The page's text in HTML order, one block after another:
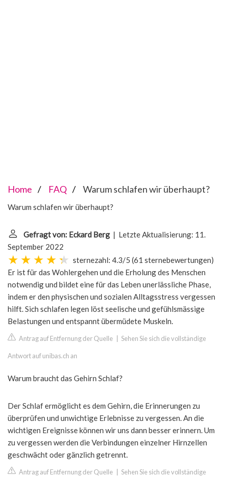
Home FAQ Warum schlafen wir überhaupt?
Warum schlafen wir überhaupt?
Gefragt von: Eckard Berg | Letzte Aktualisierung: 11.
September 2022
sternezahl: 4.3/5 (61 sternebewertungen)
Er ist für das Wohlergehen und die Erholung des Menschen
notwendig und bildet eine für das Leben unerlässliche Phase,
indem er den physischen und sozialen Alltagsstress vergessen
hilft. Sich schlafen legen löst seelische und gefühlsmässige
Belastungen und entspannt übermüdete Muskeln.
Antrag auf Entfernung der Quelle Sehen Sie sich die vollständige
Antwort auf unibas.ch an
Warum braucht das Gehirn Schlaf?
Der Schlaf ermöglicht es dem Gehirn, die Erinnerungen zu
überprüfen und unwichtige Erlebnisse zu vergessen. An die
wichtigen Ereignisse können wir uns dann besser erinnern. Um
zu vergessen werden die Verbindungen einzelner Hirnzellen
geschwächt oder gänzlich getrennt.
Antrag auf Entfernung der Quelle Sehen Sie sich die vollständige